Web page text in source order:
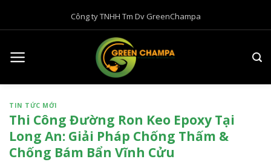
Công ty TNHH Tm Dv GreenChampa
TIN TỨC MỚI
Thi Công Đường Ron Keo Epoxy Tại
Long An: Giải Pháp Chống Thấm &
Chống Bám Bẩn Vĩnh Cửu